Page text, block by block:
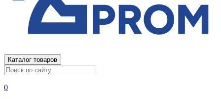
Каталог товаров
0